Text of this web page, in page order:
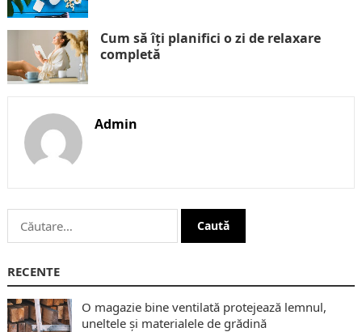
Cum să îți planifici o zi de relaxare
completă
Admin
Caută
după:
RECENTE
O magazie bine ventilată protejează lemnul,
uneltele și materialele de grădină